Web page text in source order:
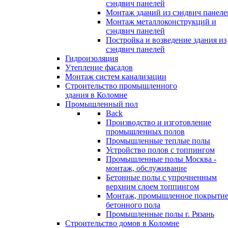
сэндвич панелей
Монтаж зданий из сэндвич
Монтаж металлоконструкций и
сэндвич панелей
Постройка и возведение здания из
сэндвич панелей
Гидроизоляция
Утепление фасадов
Монтаж систем канализации
Строительство промышленного
здания в Коломне
Промышленный пол
Back
Производство и изготовление
промышленных полов
Промышленные теплые полы
Устройство полов с топпингом
Промышленные полы Москва -
монтаж, обслуживание
Бетонные полы с упрочненным
верхним слоем топпингом
Монтаж, промышленное покрытие
бетонного пола
Промышленные полы г. Рязань
Строительство домов в Коломне